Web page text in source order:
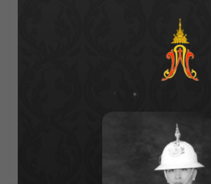
ฟาดลุคใหม่! “แบม พิชญานิน” แดนซ์
แฟนๆ แกะท่า #นอกจอนอกใจ
กรมชลฯ รับฟังประชาชน ติดตามแก้
‘แมน การิน’ แชร์ความเชื่อชวนคิด!
ลาโลกนี้ ให้ใส่บาตรสิ่งนั้นไว้ตอนยังมี